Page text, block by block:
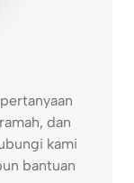
dan
kami
bantuan